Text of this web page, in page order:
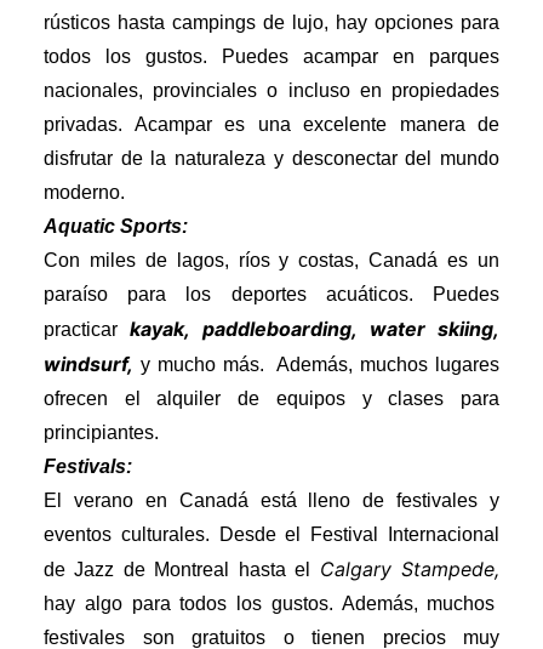
rústicos hasta campings de lujo, hay opciones para
todos los gustos. Puedes acampar en parques
nacionales, provinciales o incluso en propiedades
privadas. Acampar es una excelente manera de
disfrutar de la naturaleza y desconectar del mundo
moderno.
Aquatic Sports:
Con miles de lagos, ríos y costas, Canadá es un
paraíso para los deportes acuáticos. Puedes
practicarkayak, paddleboarding,
water skiing,
windsurf, y mucho más. Además, muchos lugares
ofrecen el alquiler de equipos y clases para
principiantes.
Festivals:
El verano en Canadá está lleno de festivales y
eventos culturales. Desde el Festival Internacional
de Jazz de Montreal hasta el Calgary Stampede,
hay algo para todos los gustos. Además, muchos
festivales son gratuitos o tienen precios muy